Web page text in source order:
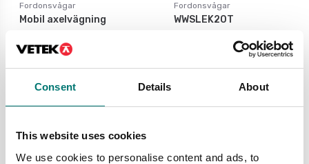
Consent Details About
This website uses cookies
We use cookies to personalise content and ads, to
Fordonsvågar
Mobil axelvägning
Finns i flera varianter
Fordonsvågar
WWSLEK20T
Finns i flera varianter